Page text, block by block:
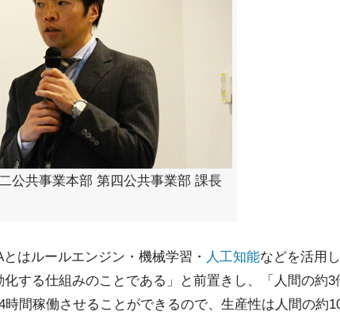
公共事業本部 第四公共事業部 課長
はルールエンジン・機械学習・ 人工知能などを活用
化する仕組みのことである」と前置きし、「人間の約
時間稼働させることができるので、生産性は人間の約